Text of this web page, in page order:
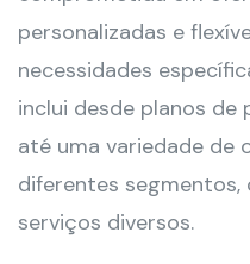
personalizadas e
necessidades
inclui desde planos
até uma variedade de
diferentes segmentos,
serviços diversos.